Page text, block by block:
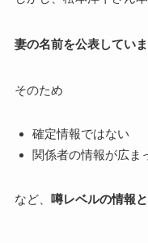
妻の名前を公表していま
そのため
確定情報ではない
関係者の情報が広ま
など、 噂レベルの情報